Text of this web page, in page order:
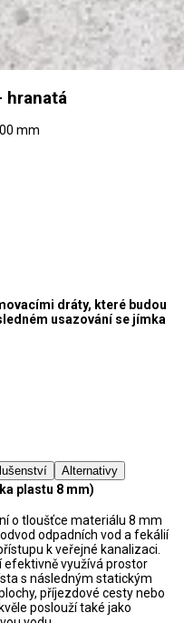
hranatá
mm
dráty, které budou
usazování se jímka
Alternativy
plastu 8 mm)
o tloušťce materiálu 8 mm
odpadních vod a fekálií
k veřejné kanalizaci.
efektivně využívá prostor
s následným statickým
příjezdové cesty nebo
poslouží také jako